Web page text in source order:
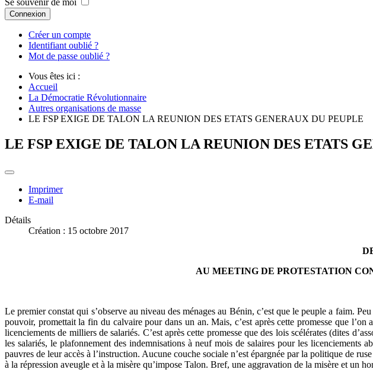
Se souvenir de moi
Connexion
Créer un compte
Identifiant oublié ?
Mot de passe oublié ?
Vous êtes ici :
Accueil
La Démocratie Révolutionnaire
Autres organisations de masse
LE FSP EXIGE DE TALON LA REUNION DES ETATS GENERAUX DU PEUPLE
LE FSP EXIGE DE TALON LA REUNION DES ETATS
Imprimer
E-mail
Détails
Création : 15 octobre 2017
AU MEETING DE PROTESTATION
Le premier constat qui s’observe au niveau des ménages au Bénin, c’est que le peuple a faim.
pouvoir, promettait la fin du calvaire pour dans un an. Mais, c’est après cette promesse que
licenciements de milliers de salariés. C’est après cette promesse que des lois scélérates (dites
les salariés, le plafonnement des indemnisations à neuf mois de salaires pour les licenciements
pauvres de leur accès à l’instruction. Aucune couche sociale n’est épargnée par la politique de
à la répression aveugle et à la misère qu’impose Talon. Bref, une aggravation de la misère et un